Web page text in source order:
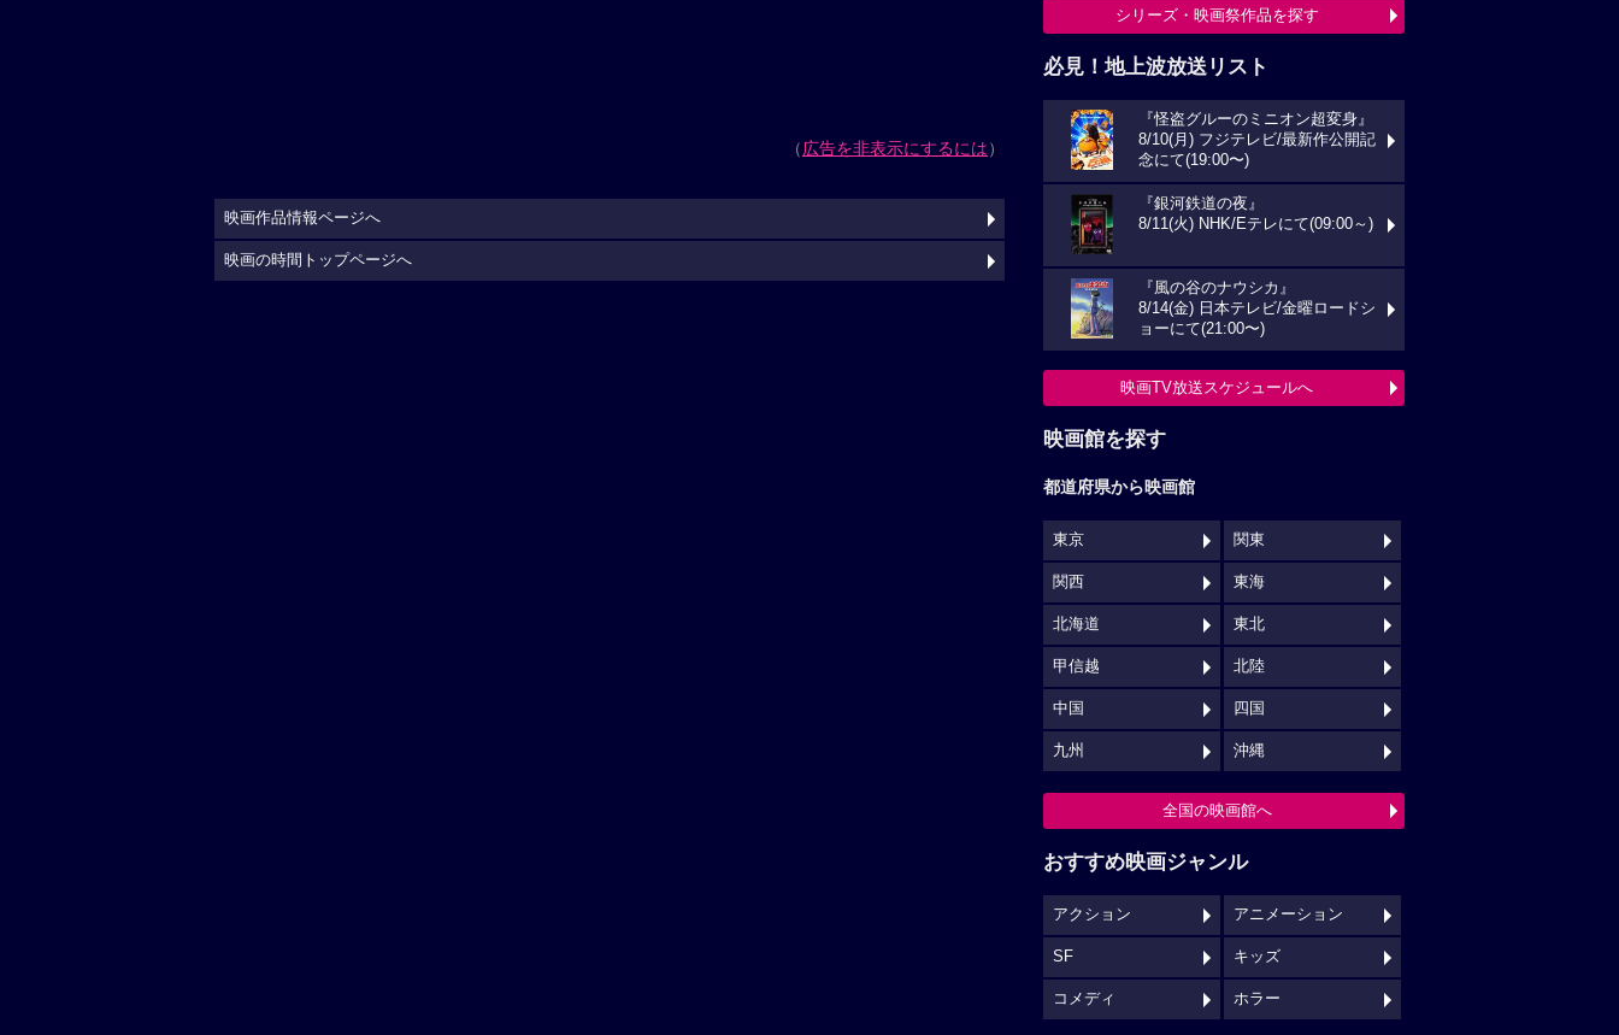
（広告を非表示にするには）
シリーズ・映画祭作品を探す
必見！地上波放送リスト
『怪盗グルーのミニオン超変身』
8/10(月) フジテレビ/最新作公開記
念にて(19:00〜)
『銀河鉄道の夜』
8/11(火) NHK/Eテレにて(09:00～)
『風の谷のナウシカ』
8/14(金) 日本テレビ/金曜ロードシ
ョーにて(21:00〜)
映画TV放送スケジュールへ
映画館を探す
都道府県から映画館
東京 関東
関西 東海
北海道 東北
甲信越 北陸
中国 四国
九州 沖縄
全国の映画館へ
おすすめ映画ジャンル
アクション アニメーション
SF キッズ
コメディ ホラー
映画作品情報ページへ
映画の時間トップページへ